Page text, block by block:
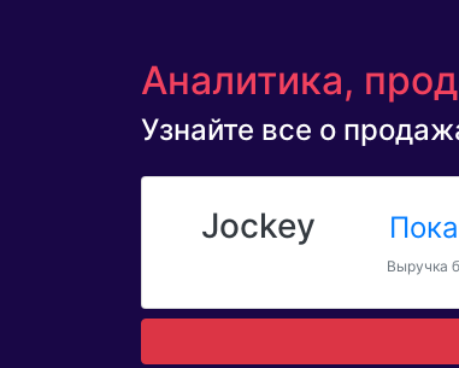
Аналитика,
Узнайте все о
Jockey
Выручка